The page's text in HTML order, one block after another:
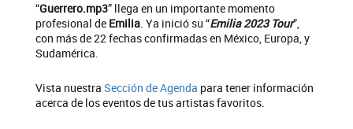
“Guerrero.mp3” llega en un importante momento
profesional de Emilia. Ya inició su “Emilia 2023 Tour”,
con más de 22 fechas confirmadas en México, Europa, y
Sudamérica.
Vista nuestra Sección de Agenda para tener información
acerca de los eventos de tus artistas favoritos.